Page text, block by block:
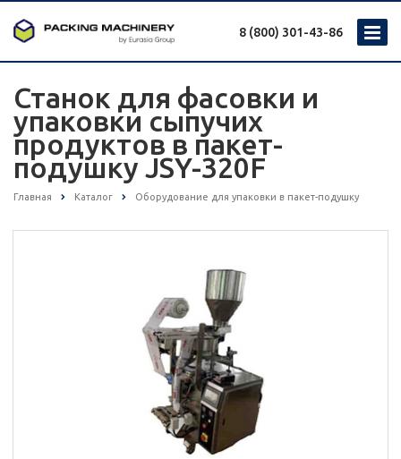
8 (800) 301-43-86
Станок для фасовки и
упаковки сыпучих
продуктов в пакет-
подушку JSY-320F
Главная Каталог Оборудование для упаковки в пакет-подушку